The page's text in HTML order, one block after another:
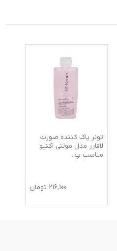
تونر پاک کننده صورت
لافارر مدل مولتی اکتیو
مناسب پ...
216,100 تومان